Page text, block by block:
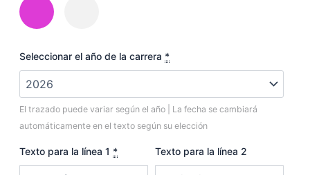
Seleccionar el año de la carrera *
El trazado puede variar según el año | La fecha se cambiará
automáticamente en el texto según su elección
Texto para la línea 1 * Texto para la línea 2